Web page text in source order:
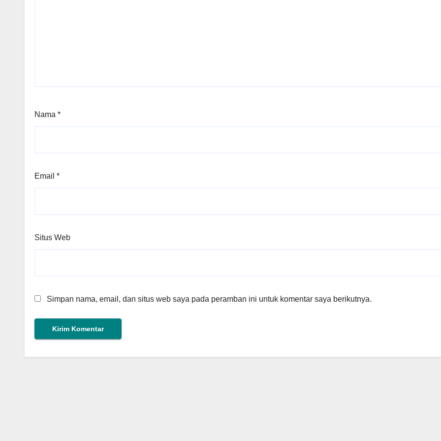
Nama *
Email *
Situs Web
Simpan nama, email, dan situs web saya pada peramban ini untuk komentar saya berikutnya.